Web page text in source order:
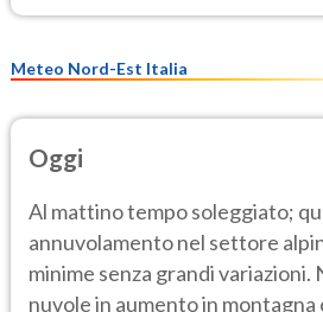
Meteo Nord-Est Italia
Oggi
Al mattino tempo soleggiato;
annuvolamento nel settore
minime senza grandi variazioni.
nuvole in aumento in montagna